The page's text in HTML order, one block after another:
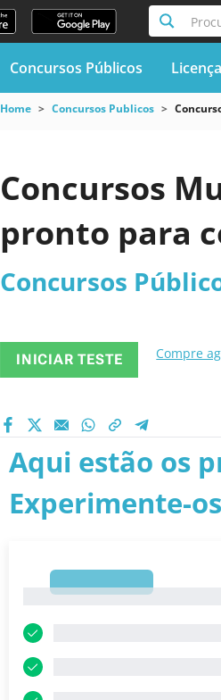
Concursos Públicos
Home Concursos Publicos
Concursos
pronto para
Concursos
INICIAR TESTE Compre
Aqui estão os
Experimente-